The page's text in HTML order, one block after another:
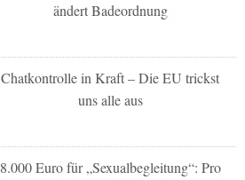
ändert Badeordnung
Chatkontrolle in Kraft – Die EU trickst
uns alle aus
8.000 Euro für „Sexualbegleitung“: Pro